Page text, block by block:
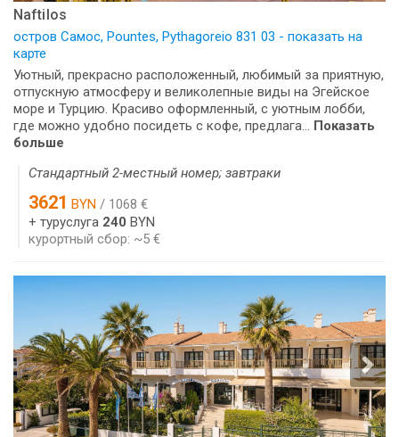
Naftilos
остров Самос, Pountes, Pythagoreio 831 03 - показать на
карте
Уютный, прекрасно расположенный, любимый за приятную,
отпускную атмосферу и великолепные виды на Эгейское
море и Турцию. Красиво оформленный, с уютным лобби,
где можно удобно посидеть с кофе, предлага... Показать
больше
Стандартный 2-местный номер; завтраки
3621 BYN / 1068 €
+ туруслуга 240 BYN
курортный сбор: ~5 €